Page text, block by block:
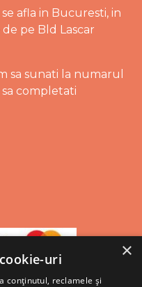
afla in Bucuresti, in
pe Bld Lascar
sa sunati la numarul
completati
×
uri
conținutul, reclamele și